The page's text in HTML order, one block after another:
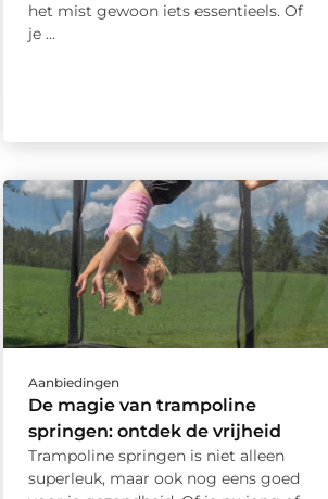
het mist gewoon iets essentieels. Of
je ...
Aanbiedingen
De magie van trampoline
springen: ontdek de vrijheid
Trampoline springen is niet alleen
superleuk, maar ook nog eens goed